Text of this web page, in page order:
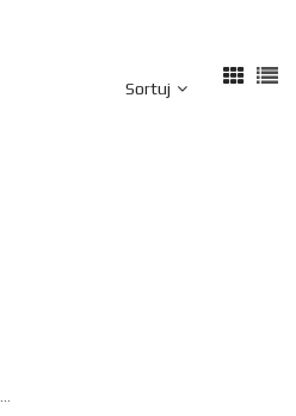
Sortuj
PUNKTY DOSTĘPOWE WI-FI MIMO DUAL-BAND SWA/SWS A1